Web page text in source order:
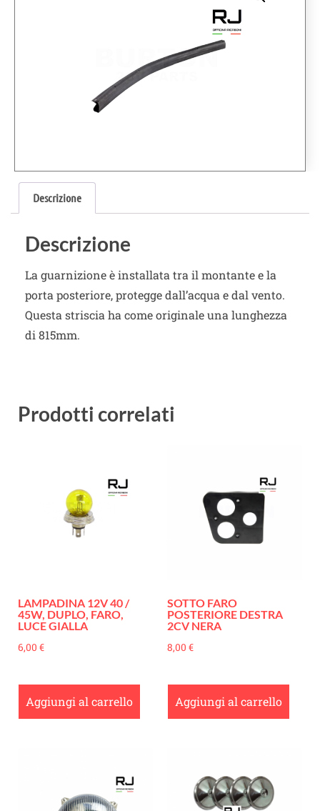
Descrizione
Descrizione
La guarnizione è installata tra il montante e la
porta posteriore, protegge dall’acqua e dal vento.
Questa striscia ha come originale una lunghezza
di 815mm.
Prodotti correlati
LAMPADINA 12V 40 /
45W, DUPLO, FARO,
LUCE GIALLA
6,00 €
Aggiungi al carrello
SOTTO FARO
POSTERIORE DESTRA
2CV NERA
8,00 €
Aggiungi al carrello